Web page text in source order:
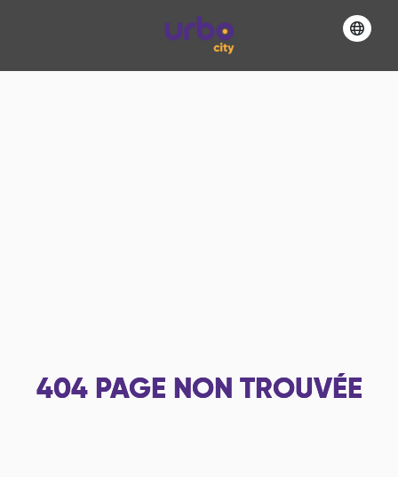
404 PAGE NON TROUVÉE